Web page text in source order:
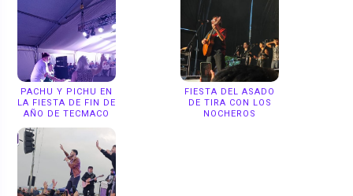
PACHU Y PICHU EN
LA FIESTA DE FIN DE
AÑO DE TECMACO
FIESTA DEL ASADO
DE TIRA CON LOS
NOCHEROS